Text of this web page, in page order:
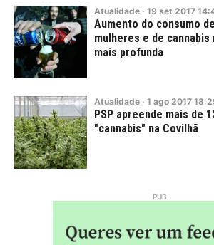
Atualidade · 19 set 2017
Aumento do consumo
mulheres e de
mais profunda
Atualidade · 1 ago 2017
PSP apreende mais de
"cannabis" na Covilhã